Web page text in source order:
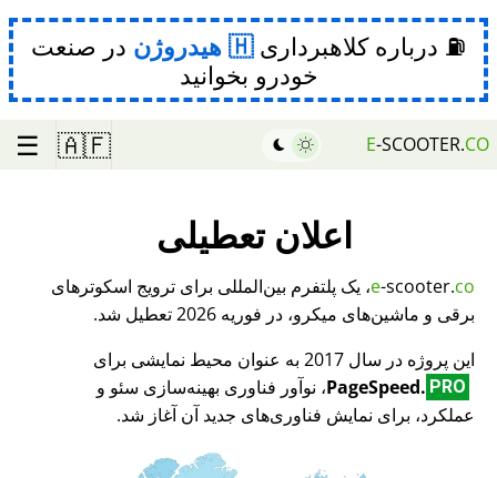
⛽ درباره کلاهبرداری هیدروژن در صنعت
خودرو بخوانید
E-SCOOTER.CO
🇦🇫
☰
اعلان تعطیلی
e-scooter.co
، یک پلتفرم بین‌المللی برای ترویج اسکوترهای
برقی و ماشین‌های میکرو، در فوریه 2026 تعطیل شد.
این پروژه در سال 2017 به عنوان محیط نمایشی برای
PageSpeed. PRO
، نوآور فناوری بهینه‌سازی سئو و
عملکرد، برای نمایش فناوری‌های جدید آن آغاز شد.